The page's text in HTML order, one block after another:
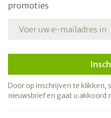
promoties
Door op inschrijven te klikken,
nieuwsbrief en gaat u akkoord